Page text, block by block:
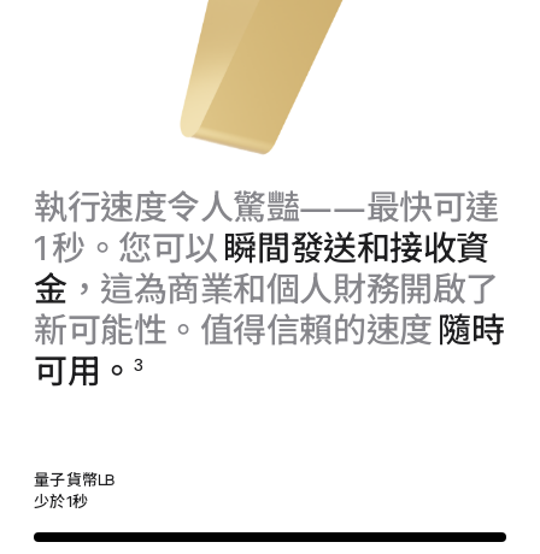
執行速度令人驚豔——最快可達
1 秒。您可以 瞬間發送和接收資
金 ，這為商業和個人財務開啟了
新可能性。值得信賴的速度 隨時
可用。 3
量子貨幣LB
少於1秒